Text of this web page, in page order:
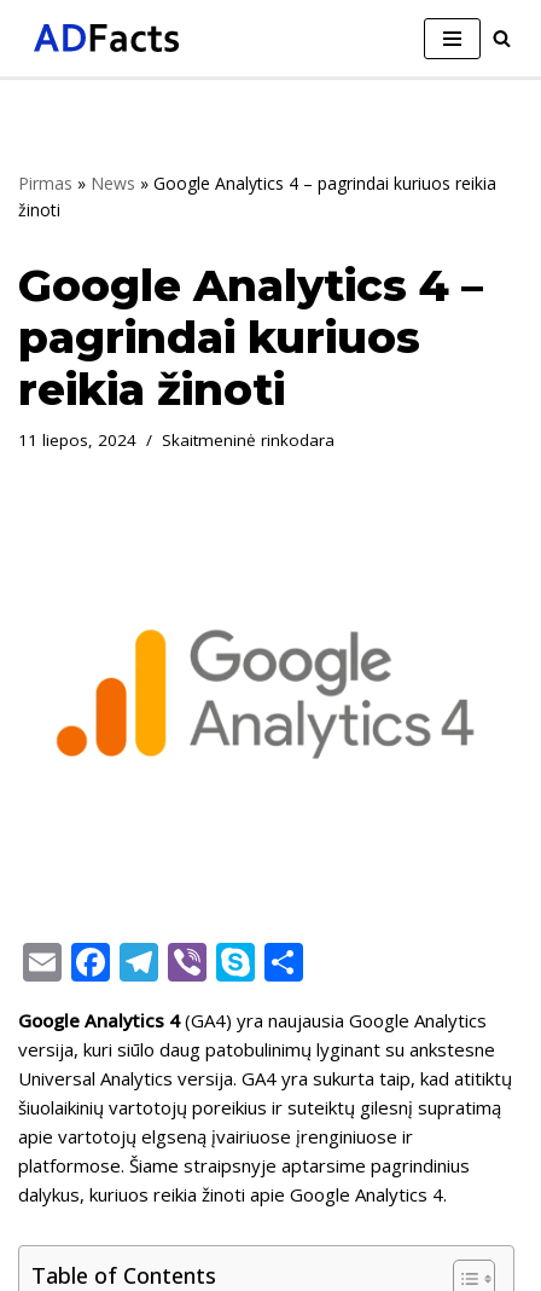
Pirmas » News » Google Analytics 4 – pagrindai kuriuos reikia
žinoti
Google Analytics 4 –
pagrindai kuriuos
reikia žinoti
11 liepos, 2024 Skaitmeninė rinkodara
E
m
ai
l
F
ac
e
b
o
o
k
T
el
e
gr
a
m
Vi
er
S
y
p
e
ar
e
Google Analytics 4(GA4) yra naujausia Google Analytics
versija, kuri siūlo daug patobulinimų lyginant su ankstesne
Universal Analytics versija. GA4 yra sukurta taip, kad atitiktų
šiuolaikinių vartotojų poreikius ir suteiktų gilesnį supratimą
apie vartotojų elgseną įvairiuose įrenginiuose ir
platformose. Šiame straipsnyje aptarsime pagrindinius
dalykus, kuriuos reikia žinoti apie Google Analytics 4.
Table of Contents